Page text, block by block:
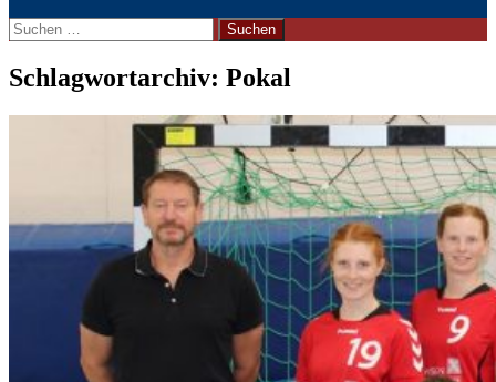
Suchen
nach:
Schlagwortarchiv: Pokal